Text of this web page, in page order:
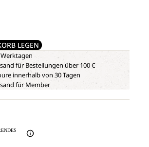
LEGEN
für Bestellungen über 100 €
innerhalb von 30 Tagen
für Member